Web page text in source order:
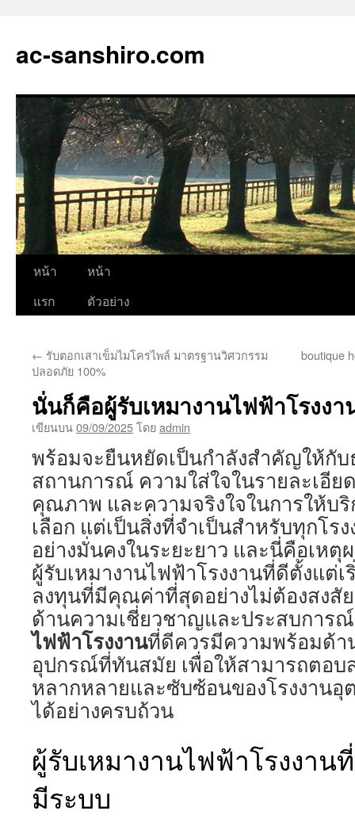
ac-sanshiro.com
ข้าม
ไป
เนื้อหา
หน้า
แรก
หน้า
ตัวอย่าง
← รับตอกเสาเข็มไมโครไพล์ มาตรฐานวิศวกรรม
ปลอดภัย 100%
boutique
นั่นก็คือผู้รับเหมางานไฟฟ้าโรงง
เขียนบน09/09/2025โดยadmin
พร้อมจะยืนหยัดเป็นกำลังสำคัญให้กั
สถานการณ์ ความใส่ใจในรายละเอีย
คุณภาพ และความจริงใจในการให้บ
เลือก แต่เป็นสิ่งที่จำเป็นสำหรับทุกโร
อย่างมั่นคงในระยะยาว และนี่คือเหตุ
ผู้รับเหมางานไฟฟ้าโรงงานที่ดีตั้งแต่เ
ลงทุนที่มีคุณค่าที่สุดอย่างไม่ต้องสง
ด้านความเชี่ยวชาญและประสบการ
ไฟฟ้าโรงงานที่ดีควรมีความพร้อมด้า
อุปกรณ์ที่ทันสมัย เพื่อให้สามารถตอบ
หลากหลายและซับซ้อนของโรงงาน
ได้อย่างครบถ้วน
ผู้รับเหมางานไฟฟ้าโรงงาน
มีระบบ